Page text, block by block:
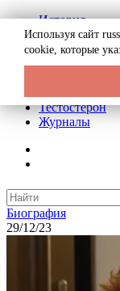
История
Биография
Криминал
Реклама на
Тестостерон
Журналы
Биография
29/12/23
Используя сайт
cookie, которые